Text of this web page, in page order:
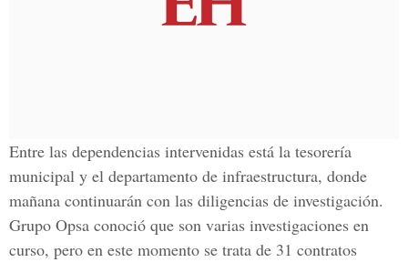
Entre las dependencias intervenidas está la tesorería
municipal y el departamento de infraestructura, donde
mañana continuarán con las diligencias de investigación.
Grupo Opsa conoció que son varias investigaciones en
curso, pero en este momento se trata de 31 contratos